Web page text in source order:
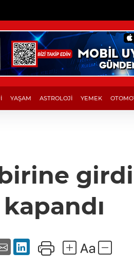
YAŞAM ASTROLOJİ YEMEK